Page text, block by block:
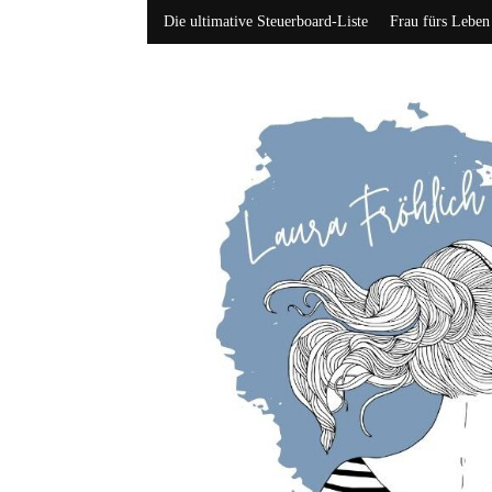
Die ultimative Steuerboard-Liste Frau fürs Leben